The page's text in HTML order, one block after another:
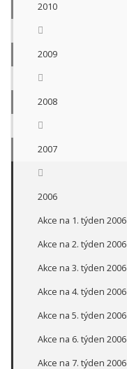
2010
2009
2008
2007
2006
Akce na 1. týden 2006
Akce na 2. týden 2006
Akce na 3. týden 2006
Akce na 4. týden 2006
Akce na 5. týden 2006
Akce na 6. týden 2006
Akce na 7. týden 2006